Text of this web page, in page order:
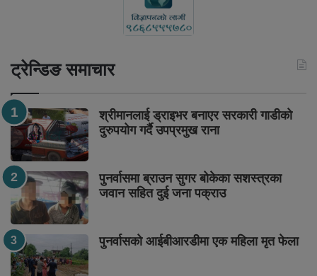
ट्रेन्डिङ समाचार
श्रीमानलाई ड्राइभर बनाएर सरकारी गाडीको
दुरुपयोग गर्दै उपप्रमुख राना
पुनर्वासमा ब्राउन सुगर बोकेका सशस्त्रका
जवान सहित दुई जना पक्राउ
पुनर्वासको आईबीआरडीमा एक महिला मृत फेला